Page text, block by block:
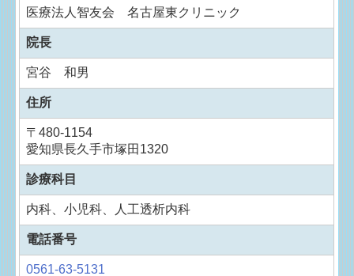
医療法人智友会 名古屋東クリニック
院長
宮谷 和男
住所
〒480-1154
愛知県長久手市塚田1320
診療科目
内科、小児科、人工透析内科
電話番号
0561-63-5131